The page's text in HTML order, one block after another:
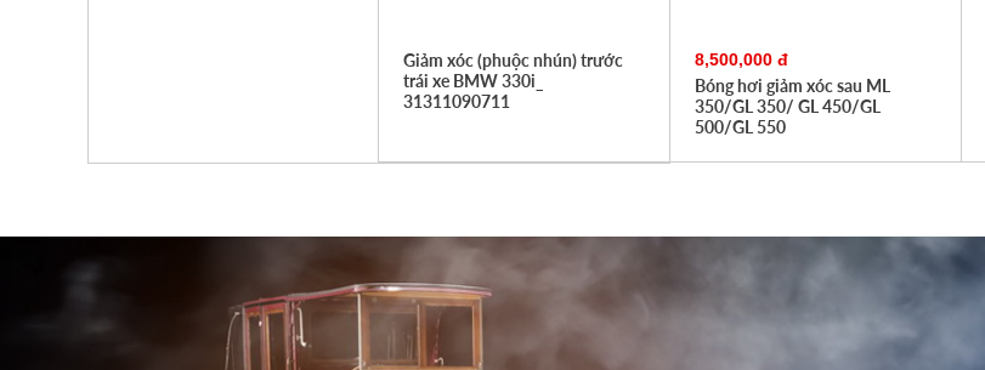
Giảm xóc (phuộc nhún) trước
trái xe BMW 330i_
31311090711
8,500,000 đ
Bóng hơi giảm xóc sau ML
350/GL 350/ GL 450/GL
500/GL 550